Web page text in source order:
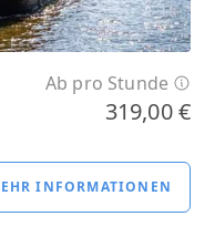
Ab pro Stunde
319,00 €
INFORMATIONEN